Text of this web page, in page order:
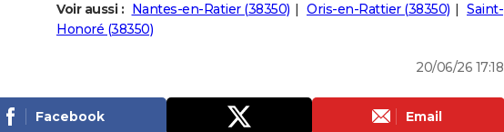
Voir aussi : Nantes-en-Ratier (38350) Oris-en-Rattier (38350)
Saint-
Honoré (38350)
20/06/26 17:18
Facebook Email